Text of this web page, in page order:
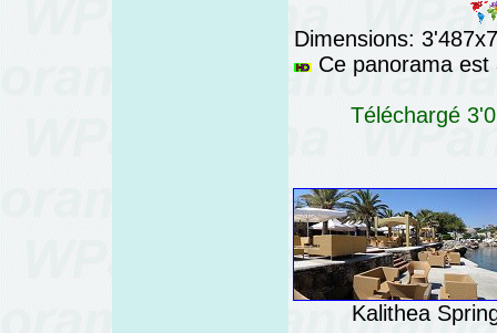
Dimensions:
Ce panorama est
Téléchargé
Kalithea